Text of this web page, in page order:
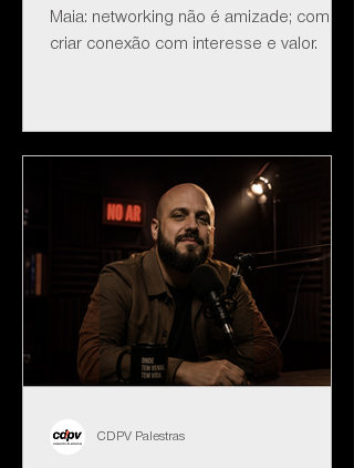
Maia: networking não é amizade; como
criar conexão com interesse e valor.
CDPV Palestras